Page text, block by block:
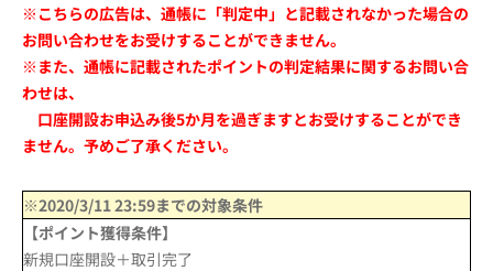
※こちらの広告は、通帳に「判定中」と記載されなかった場合の
お問い合わせをお受けすることができません。
※また、通帳に記載されたポイントの判定結果に関するお問い合
わせは、
口座開設お申込み後5か月を過ぎますとお受けすることができ
ません。予めご了承ください。
※2020/3/11 23:59までの対象条件
【ポイント獲得条件】
新規口座開設＋取引完了